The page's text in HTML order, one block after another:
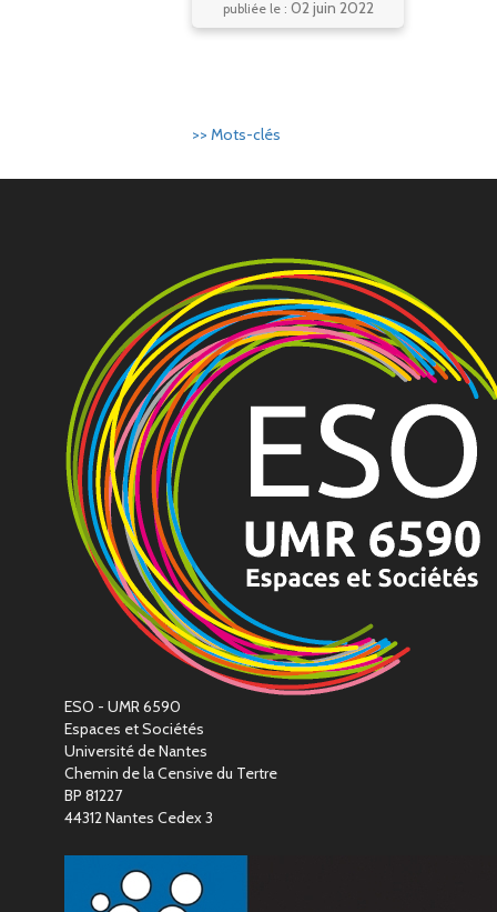
publiée le : 02 juin 2022
>> Mots-clés
ESO - UMR 6590
Espaces et Sociétés
Université de Nantes
Chemin de la Censive du Tertre
BP 81227
44312 Nantes Cedex 3